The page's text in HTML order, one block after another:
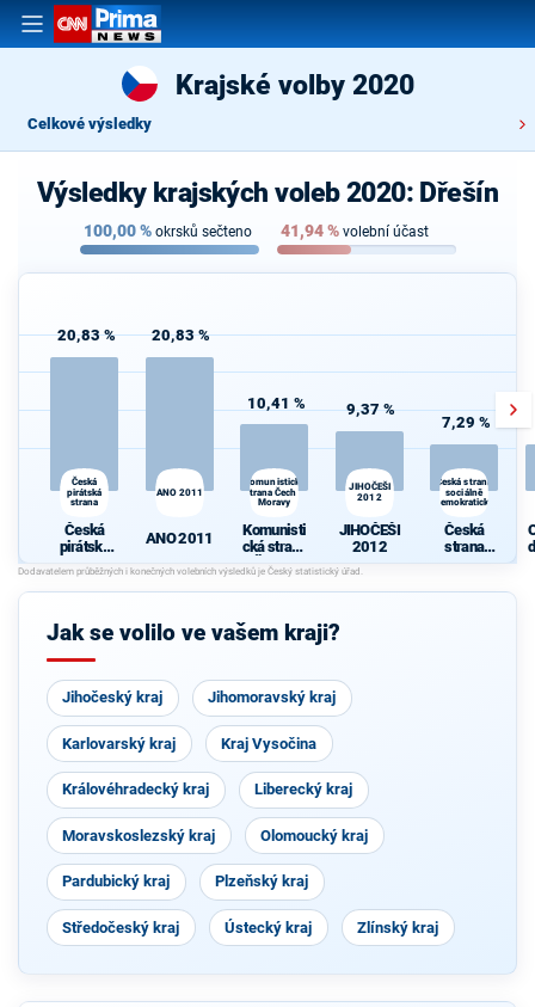
Krajské volby 2020
Celkové výsledky
Výsledky krajských voleb 2020: Dřešín
100,00% okrsků sečteno 41,94% volební účast
20,83 %
Česká
pirátská
strana
Česká
pirátská
strana
20,83 %
ANO 2011
ANO 2011
10,41 %
Komunistická
strana Čech a
Moravy
Komunisti
cká strana
Čech a
Moravy
9,37 %
JIHOČEŠI
2012
JIHOČEŠI
2012
7,29 %
Česká strana
sociálně
demokratická
Česká
strana
sociálně
cká
Jak se volilo ve vašem kraji?
Jihočeský kraj Jihomoravský kraj
Karlovarský kraj Kraj Vysočina
Královéhradecký kraj Liberecký kraj
Moravskoslezský kraj Olomoucký kraj
Pardubický kraj Plzeňský kraj
Středočeský kraj Ústecký kraj Zlínský kraj